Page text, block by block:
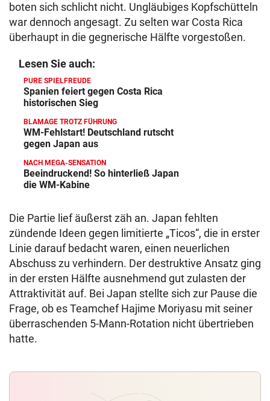
boten sich schlicht nicht. Ungläubiges Kopfschütteln
war dennoch angesagt. Zu selten war Costa Rica
überhaupt in die gegnerische Hälfte vorgestoßen.
Lesen Sie auch:
PURE SPIELFREUDE
Spanien feiert gegen Costa Rica
historischen Sieg
BLAMAGE TROTZ FÜHRUNG
WM-Fehlstart! Deutschland rutscht
gegen Japan aus
NACH MEGA-SENSATION
Beeindruckend! So hinterließ Japan
die WM-Kabine
Die Partie lief äußerst zäh an. Japan fehlten
zündende Ideen gegen limitierte „Ticos“, die in erster
Linie darauf bedacht waren, einen neuerlichen
Abschuss zu verhindern. Der destruktive Ansatz ging
in der ersten Hälfte ausnehmend gut zulasten der
Attraktivität auf. Bei Japan stellte sich zur Pause die
Frage, ob es Teamchef Hajime Moriyasu mit seiner
überraschenden 5-Mann-Rotation nicht übertrieben
hatte.